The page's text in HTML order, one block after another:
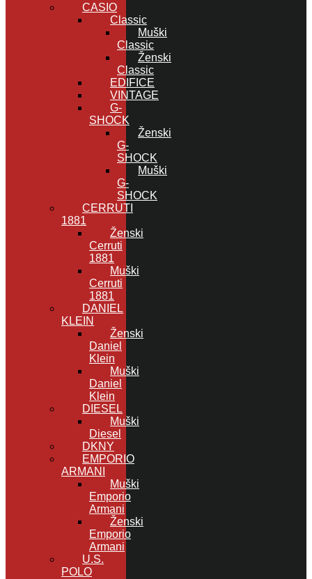
CASIO
Classic
Muški
Classic
Ženski
Classic
EDIFICE
VINTAGE
G-
SHOCK
Ženski
G-
SHOCK
Muški
G-
SHOCK
CERRUTI
1881
Ženski
Cerruti
1881
Muški
Cerruti
1881
DANIEL
KLEIN
Ženski
Daniel
Klein
Muški
Daniel
Klein
DIESEL
Muški
Diesel
DKNY
EMPORIO
ARMANI
Muški
Emporio
Armani
Ženski
Emporio
Armani
U.S.
POLO